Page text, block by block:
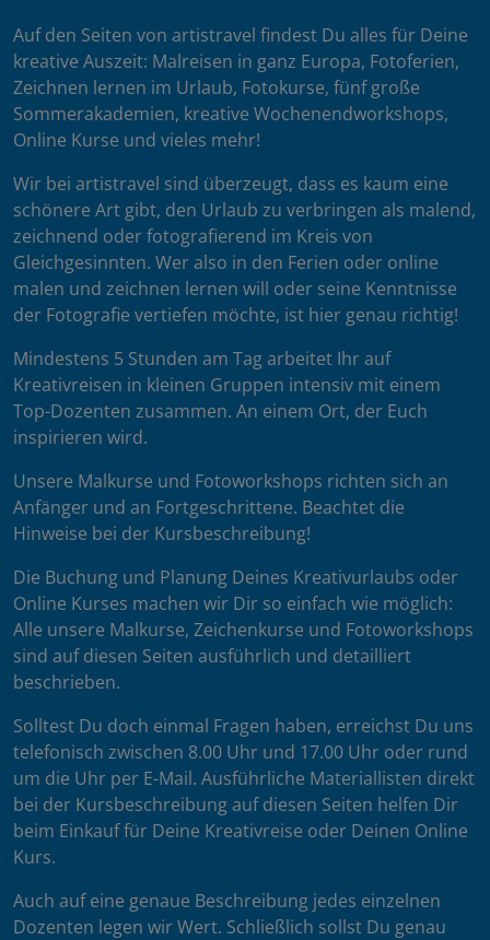
Auf den Seiten von artistravel findest Du alles für Deine
kreative Auszeit: Malreisen in ganz Europa, Fotoferien,
Zeichnen lernen im Urlaub, Fotokurse, fünf große
Sommerakademien, kreative Wochenendworkshops,
Online Kurse und vieles mehr!
Wir bei artistravel sind überzeugt, dass es kaum eine
schönere Art gibt, den Urlaub zu verbringen als malend,
zeichnend oder fotografierend im Kreis von
Gleichgesinnten. Wer also in den Ferien oder online
malen und zeichnen lernen will oder seine Kenntnisse
der Fotografie vertiefen möchte, ist hier genau richtig!
Mindestens 5 Stunden am Tag arbeitet Ihr auf
Kreativreisen in kleinen Gruppen intensiv mit einem
Top-Dozenten zusammen. An einem Ort, der Euch
inspirieren wird.
Unsere Malkurse und Fotoworkshops richten sich an
Anfänger und an Fortgeschrittene. Beachtet die
Hinweise bei der Kursbeschreibung!
Die Buchung und Planung Deines Kreativurlaubs oder
Online Kurses machen wir Dir so einfach wie möglich:
Alle unsere Malkurse, Zeichenkurse und Fotoworkshops
sind auf diesen Seiten ausführlich und detailliert
beschrieben.
Solltest Du doch einmal Fragen haben, erreichst Du uns
telefonisch zwischen 8.00 Uhr und 17.00 Uhr oder rund
um die Uhr per E-Mail. Ausführliche Materiallisten direkt
bei der Kursbeschreibung auf diesen Seiten helfen Dir
beim Einkauf für Deine Kreativreise oder Deinen Online
Kurs.
Auch auf eine genaue Beschreibung jedes einzelnen
Dozenten legen wir Wert. Schließlich sollst Du genau